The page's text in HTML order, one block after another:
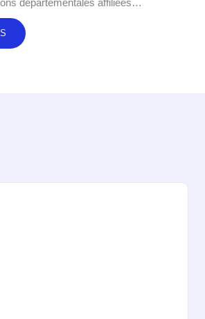
départementales affiliées…